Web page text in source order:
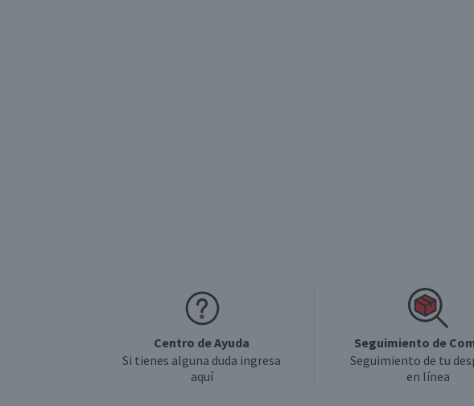
Centro de Ayuda
Si tienes alguna duda ingresa
aquí
Seguimiento de
Seguimiento de tu
en línea